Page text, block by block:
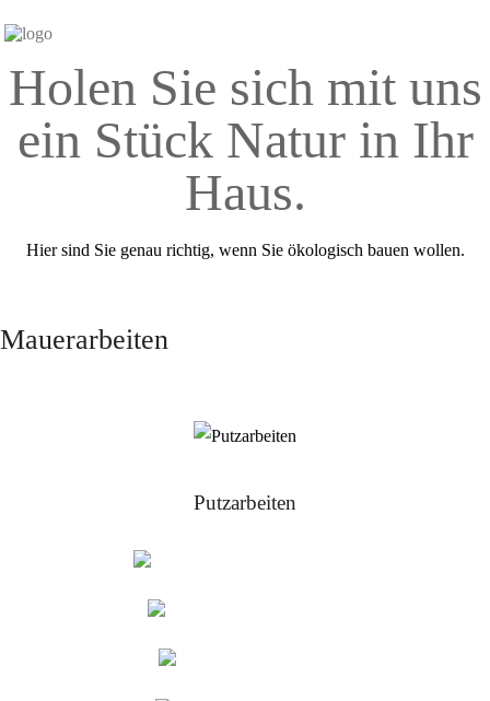
Holen Sie sich mit uns
ein Stück Natur in Ihr
Haus.
Hier sind Sie genau richtig, wenn Sie ökologisch bauen wollen.
Mauerarbeiten
Putzarbeiten